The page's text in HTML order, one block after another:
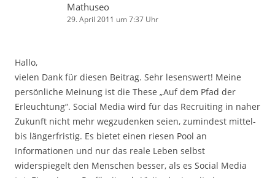
Mathuseo
29. April 2011 um 7:37 Uhr
Hallo,
vielen Dank für diesen Beitrag. Sehr lesenswert! Meine
persönliche Meinung ist die These „Auf dem Pfad der
Erleuchtung“. Social Media wird für das Recruiting in naher
Zukunft nicht mehr wegzudenken seien, zumindest mittel-
bis längerfristig. Es bietet einen riesen Pool an
Informationen und nur das reale Leben selbst
widerspiegelt den Menschen besser, als es Social Media